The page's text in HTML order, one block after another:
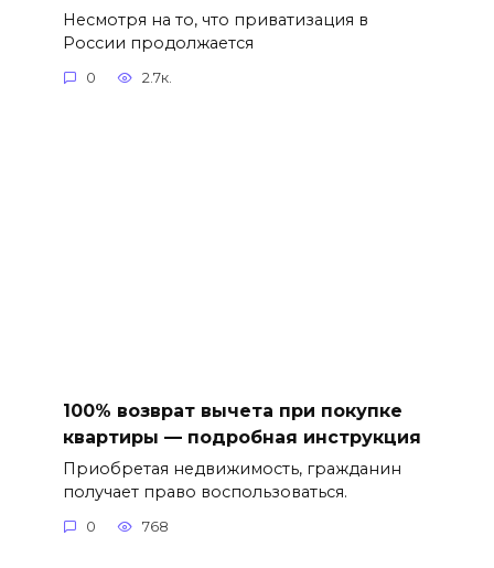
Несмотря на то, что приватизация в
России продолжается
0 2.7к.
100% возврат вычета при покупке
квартиры — подробная инструкция
Приобретая недвижимость, гражданин
получает право воспользоваться.
0 768